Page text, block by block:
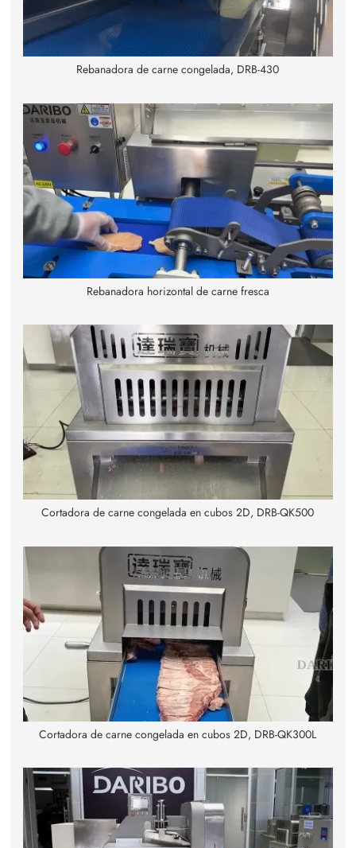
Rebanadora de carne congelada, DRB-430
Rebanadora horizontal de carne fresca
Cortadora de carne congelada en cubos 2D, DRB-QK500
Cortadora de carne congelada en cubos 2D, DRB-QK300L